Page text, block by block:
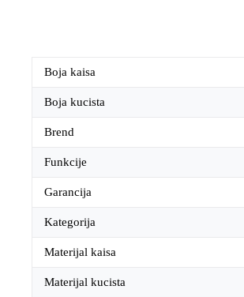
Boja kaisa
Boja kucista
Brend
Funkcije
Garancija
Kategorija
Materijal kaisa
Materijal kucista